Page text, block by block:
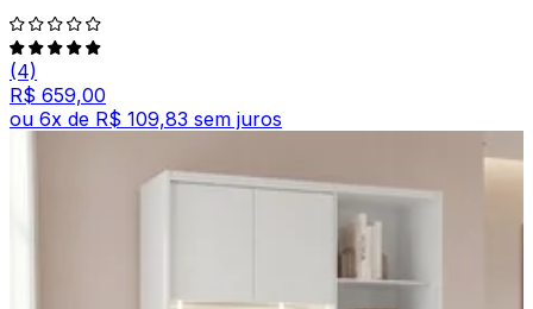
(4)
R$ 659,00
ou 6x de R$ 109,83 sem juros